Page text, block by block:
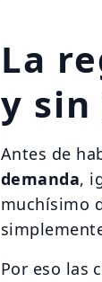
La
y
Antes de
demanda,
muchísimo
Por eso las